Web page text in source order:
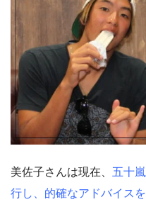
美佐子さんは現在、 五十
行し、的確なアドバイス